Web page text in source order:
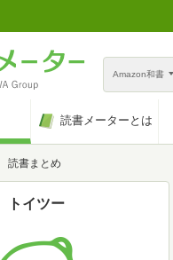
Amazon和書
読書メーターとは
読書まとめ
トイツー